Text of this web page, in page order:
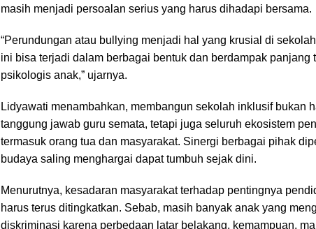
masih menjadi persoalan serius yang harus dihadapi bersama.
“Perundungan atau bullying menjadi hal yang krusial di
ini bisa terjadi dalam berbagai bentuk dan berdampak panjang
psikologis anak,” ujarnya.
Lidyawati menambahkan, membangun sekolah inklusif bukan
tanggung jawab guru semata, tetapi juga seluruh ekosistem
termasuk orang tua dan masyarakat. Sinergi berbagai pihak
budaya saling menghargai dapat tumbuh sejak dini.
Menurutnya, kesadaran masyarakat terhadap pentingnya
harus terus ditingkatkan. Sebab, masih banyak anak yang
diskriminasi karena perbedaan latar belakang, kemampuan,